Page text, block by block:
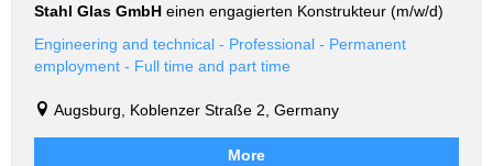
Stahl Glas GmbH einen engagierten Konstrukteur (m/w/d)
Engineering and technical - Professional - Permanent
employment - Full time and part time
Augsburg, Koblenzer Straße 2, Germany
More